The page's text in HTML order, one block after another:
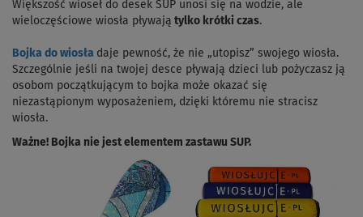
Większość wioseł do desek SUP unosi się na wodzie, ale
wieloczęściowe wiosła pływają tylko krótki czas.
Bojka do wiosła daje pewność, że nie „utopisz” swojego wiosła.
Szczególnie jeśli na twojej desce pływają dzieci lub pożyczasz ją
osobom początkującym to bojka może okazać się
niezastąpionym wyposażeniem, dzięki któremu nie stracisz
wiosła.
Ważne! Bojka nie jest elementem zastawu SUP.